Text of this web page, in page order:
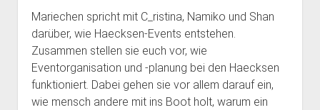
Mariechen spricht mit C_ristina, Namiko und Shan
darüber, wie Haecksen-Events entstehen.
Zusammen stellen sie euch vor, wie
Eventorganisation und -planung bei den Haecksen
funktioniert. Dabei gehen sie vor allem darauf ein,
wie mensch andere mit ins Boot holt, warum ein